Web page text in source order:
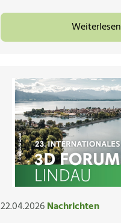
Weiterlesen
22.04.2026Nachrichten